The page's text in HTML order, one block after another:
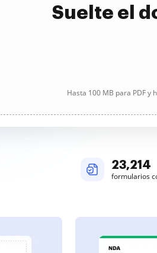
Suelte el
Hasta 100 MB para PDF y
23,215
formularios